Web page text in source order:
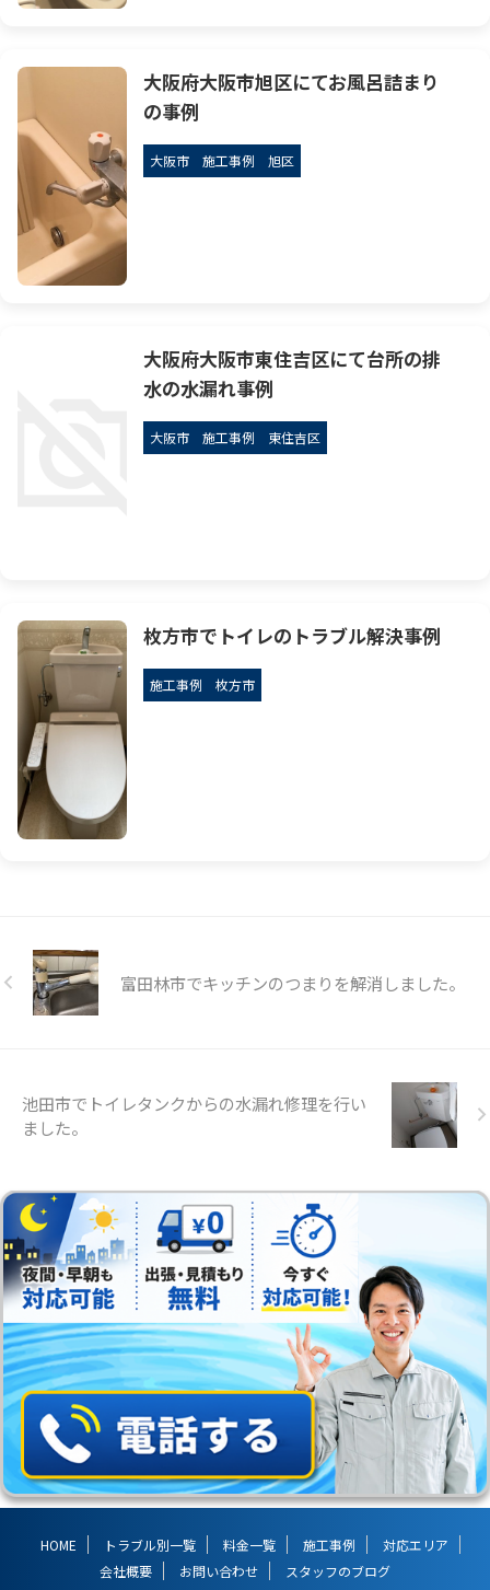
大阪府大阪市旭区にてお風呂詰まり
の事例
大阪市 施工事例 旭区
大阪府大阪市東住吉区にて台所の排
水の水漏れ事例
大阪市 施工事例 東住吉区
枚方市でトイレのトラブル解決事例
施工事例 枚方市
富田林市でキッチンのつまりを解消しました。
池田市でトイレタンクからの水漏れ修理を行い
ました。
HOME トラブル別一覧 料金一覧 施工事例
対応エリア
会社概要
お問い合わせ スタッフのブログ